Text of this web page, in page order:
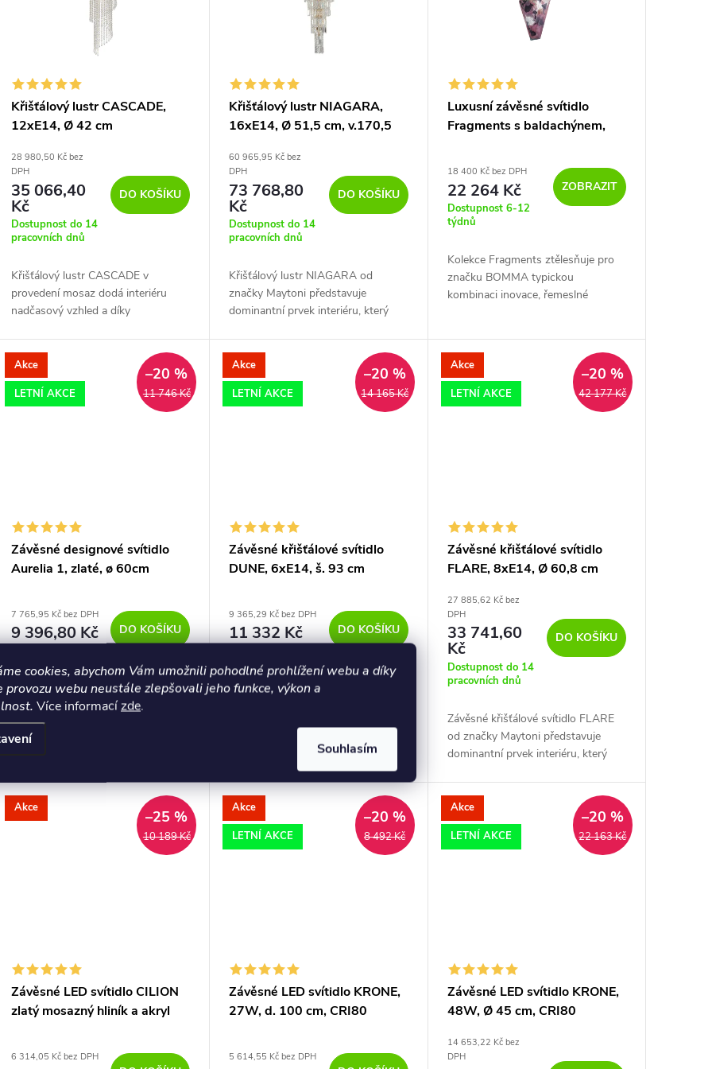
cookies, abychom Vám umožnili pohodlné prohlížení webu a díky
provozu webu neustále zlepšovali jeho funkce, výkon a
Více informacízde.
Souhlasím
Křišťálový lustr CASCADE,
12xE14, Ø 42 cm
28 980,50 Kč bez
DPH
35 066,40
Kč
Dostupnost do 14
pracovních dnů
DO KOŠÍKU
Křišťálový lustr CASCADE v
provedení mosaz dodá interiéru
nadčasový vzhled a díky
domácnosti
Křišťálový lustr NIAGARA,
16xE14, Ø 51,5 cm, v.170,5
60 965,95 Kč bez
DPH
73 768,80
Kč
Dostupnost do 14
pracovních dnů
DO KOŠÍKU
Křišťálový lustr NIAGARA od
značky Maytoni představuje
dominantní prvek interiéru, který
systémů LOXONE.
Luxusní závěsné svítidlo
Fragments s baldachýnem,
18 400 Kč bez DPH
22 264 Kč
Dostupnost 6-12
týdnů
ZOBRAZIT
Kolekce Fragments ztělesňuje pro
značku BOMMA typickou
kombinaci inovace, řemeslné
Akce
LETNÍ AKCE
11 746 Kč
–20 %
Závěsné designové svítidlo
Aurelia 1, zlaté, ø 60cm
7 765,95 Kč bez DPH
9 396,80 Kč DO KOŠÍKU
Luxusní kruhové - ø 60cm,
křišťálové závěsné svítidlo Aurelia
ve zlaté barvě s integrovaným LED
Akce
LETNÍ AKCE
14 165 Kč
–20 %
Závěsné křišťálové svítidlo
DUNE, 6xE14, š. 93 cm
9 365,29 Kč bez DPH
11 332 Kč
pracovních dnů
DO KOŠÍKU
pro osvětlení jídelního stolu.
Akce
LETNÍ AKCE
42 177 Kč
–20 %
Závěsné křišťálové svítidlo
FLARE, 8xE14, Ø 60,8 cm
27 885,62 Kč bez
DPH
33 741,60
Kč
Dostupnost do 14
pracovních dnů
DO KOŠÍKU
Závěsné křišťálové svítidlo FLARE
od značky Maytoni představuje
dominantní prvek interiéru, který
nad...
Akce
10 189 Kč
–25 %
Závěsné LED svítidlo CILION
zlatý mosazný hliník a akryl
6 314,05 Kč bez DPH
Akce
LETNÍ AKCE
8 492 Kč
–20 %
Závěsné LED svítidlo KRONE,
27W, d. 100 cm, CRI80
5 614,55 Kč bez DPH
Akce
LETNÍ AKCE
22 163 Kč
–20 %
Závěsné LED svítidlo KRONE,
48W, Ø 45 cm, CRI80
14 653,22 Kč bez
DPH